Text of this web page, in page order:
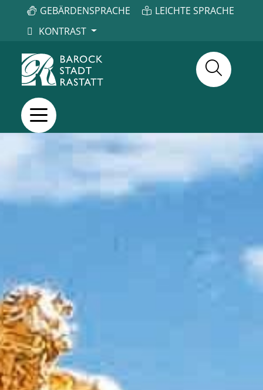
GEBÄRDENSPRACHE
LEICHTE SPRACHE
KONTRAST